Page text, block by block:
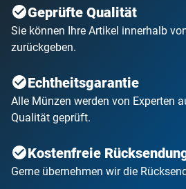
Geprüfte Qualität
Sie können Ihre Artikel innerhalb
zurückgeben.
Echtheitsgarantie
Alle Münzen werden von Experten
Qualität geprüft.
Kostenfreie
Gerne übernehmen wir die